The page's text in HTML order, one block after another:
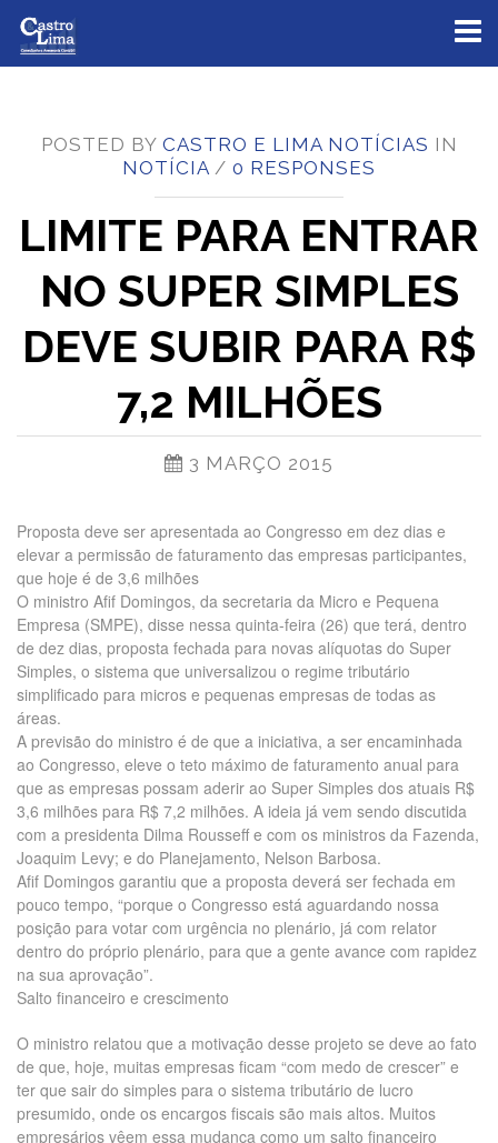
POSTED BY CASTRO E LIMA NOTÍCIAS IN
NOTÍCIA / 0 RESPONSES
LIMITE PARA ENTRAR
NO SUPER SIMPLES
DEVE SUBIR PARA R$
7,2 MILHÕES
3 MARÇO 2015
Proposta deve ser apresentada ao Congresso em dez dias e
elevar a permissão de faturamento das empresas participantes,
que hoje é de 3,6 milhões
O ministro Afif Domingos, da secretaria da Micro e Pequena
Empresa (SMPE), disse nessa quinta-feira (26) que terá, dentro
de dez dias, proposta fechada para novas alíquotas do Super
Simples, o sistema que universalizou o regime tributário
simplificado para micros e pequenas empresas de todas as
áreas.
A previsão do ministro é de que a iniciativa, a ser encaminhada
ao Congresso, eleve o teto máximo de faturamento anual para
que as empresas possam aderir ao Super Simples dos atuais R$
3,6 milhões para R$ 7,2 milhões. A ideia já vem sendo discutida
com a presidenta Dilma Rousseff e com os ministros da Fazenda,
Joaquim Levy; e do Planejamento, Nelson Barbosa.
Afif Domingos garantiu que a proposta deverá ser fechada em
pouco tempo, “porque o Congresso está aguardando nossa
posição para votar com urgência no plenário, já com relator
dentro do próprio plenário, para que a gente avance com rapidez
na sua aprovação”.
Salto financeiro e crescimento
O ministro relatou que a motivação desse projeto se deve ao fato
de que, hoje, muitas empresas ficam “com medo de crescer” e
ter que sair do simples para o sistema tributário de lucro
presumido, onde os encargos fiscais são mais altos. Muitos
empresários vêem essa mudança como um salto financeiro